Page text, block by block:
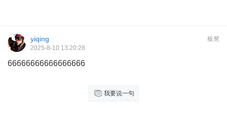
板凳
yiqing
2025-8-10 13:20:28
66666666666666666
我要说一句